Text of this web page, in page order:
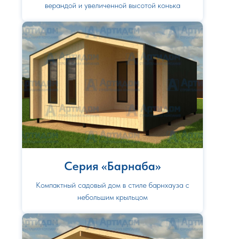
верандой и увеличенной высотой конька
Серия «Барнаба»
Компактный садовый дом в стиле барнхауза с
небольшим крыльцом